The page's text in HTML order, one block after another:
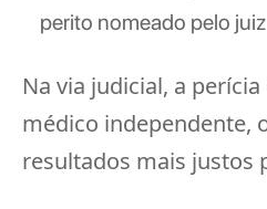
perito nomeado pelo juiz
Na via judicial, a
médico independente,
resultados mais justos